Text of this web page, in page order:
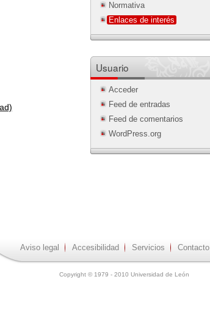
Normativa
Enlaces de interés
Usuario
Acceder
Feed de entradas
Feed de comentarios
WordPress.org
Aviso legal Accesibilidad Servicios Contacto
Copyright © 1979 - 2010 Universidad de León